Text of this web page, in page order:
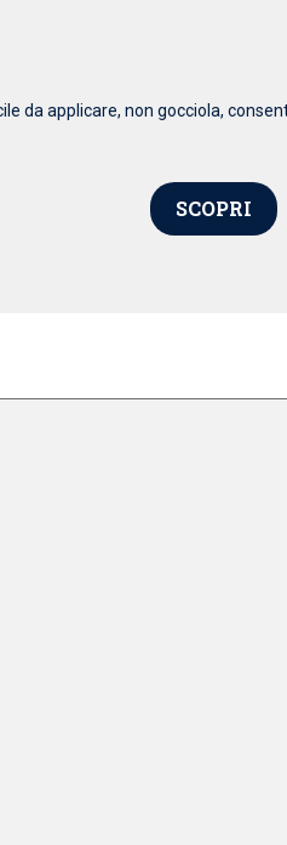
da applicare, non gocciola,
SCOPRI